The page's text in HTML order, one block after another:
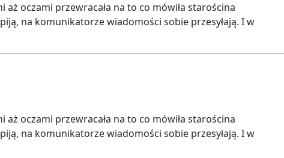
aż oczami przewracała na to co mówiła starościna
na komunikatorze wiadomości sobie przesyłają. I w
aż oczami przewracała na to co mówiła starościna
na komunikatorze wiadomości sobie przesyłają. I w